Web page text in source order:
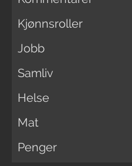
Kjønnsroller
Jobb
Samliv
Helse
Mat
Penger